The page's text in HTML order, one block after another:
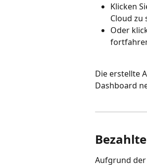
Klicken
Cloud zu
Oder
Die erstellte
Dashboard
Aufgrund